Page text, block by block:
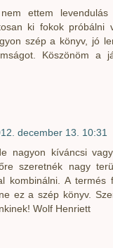
ettem
ki fokok próbálni
szép a könyv, jó
Köszönöm a
december 13. 10:31
nagyon kíváncsi
szeretnék nagy
kombinálni. A termés
ez a szép könyv.
Wolf Henriett